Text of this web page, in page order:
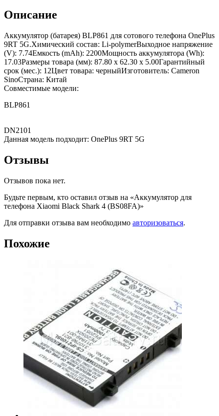
Описание
Аккумулятор (батарея) BLP861 для сотового телефона OnePlus
9RT 5G.Химический состав: Li-polymerВыходное напряжение
(V): 7.74Емкость (mAh): 2200Мощность аккумулятора (Wh):
17.03Размеры товара (мм): 87.80 x 62.30 x 5.00Гарантийный
срок (мес.): 12Цвет товара: черныйИзготовитель: Cameron
SinoСтрана: Китай
Совместимые модели:
BLP861
DN2101
Данная модель подходит: OnePlus 9RT 5G
Отзывы
Отзывов пока нет.
Будьте первым, кто оставил отзыв на «Аккумулятор для
телефона Xiaomi Black Shark 4 (BS08FA)»
Для отправки отзыва вам необходимо авторизоваться.
Похожие